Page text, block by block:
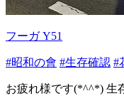
フーガ Y51
#昭和の會 #生存確認 #
お疲れ様です(*^^*) 生